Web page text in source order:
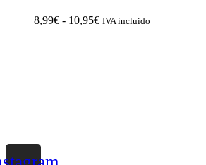
8,99€ - 10,95€Rango
IVA incluido